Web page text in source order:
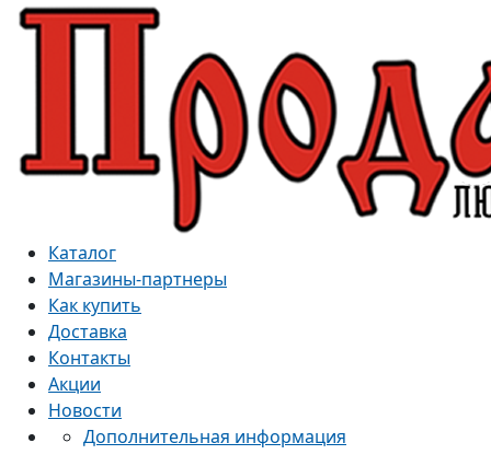
Каталог
Магазины-партнеры
Как купить
Доставка
Контакты
Акции
Новости
Дополнительная информация